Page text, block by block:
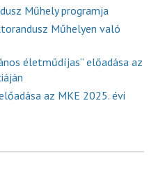
Műhely programja
Műhelyen való
életműdíjas” előadása az
az MKE 2025. évi